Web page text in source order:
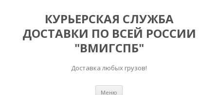
КУРЬЕРСКАЯ СЛУЖБА
ДОСТАВКИ ПО ВСЕЙ РОССИИ
"ВМИГСПБ"
Доставка любых грузов!
Меню